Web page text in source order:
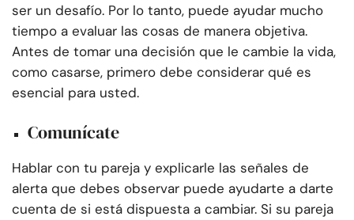
ser un desafío. Por lo tanto, puede ayudar mucho
tiempo a evaluar las cosas de manera objetiva.
Antes de tomar una decisión que le cambie la vida,
como casarse, primero debe considerar qué es
esencial para usted.
Comunícate
Hablar con tu pareja y explicarle las señales de
alerta que debes observar puede ayudarte a darte
cuenta de si está dispuesta a cambiar. Si su pareja